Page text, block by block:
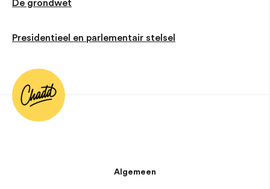
De grondwet
Presidentieel en parlementair stelsel
Algemeen